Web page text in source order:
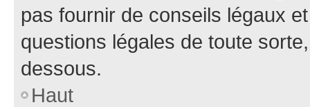
pas fournir de conseils légaux
questions légales de toute
dessous.
Haut